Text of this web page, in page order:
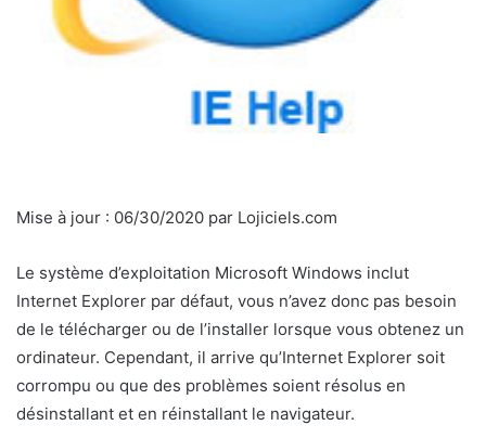
Mise à jour : 06/30/2020 par Lojiciels.com
Le système d’exploitation Microsoft Windows inclut
Internet Explorer par défaut, vous n’avez donc pas besoin
de le télécharger ou de l’installer lorsque vous obtenez un
ordinateur. Cependant, il arrive qu’Internet Explorer soit
corrompu ou que des problèmes soient résolus en
désinstallant et en réinstallant le navigateur.